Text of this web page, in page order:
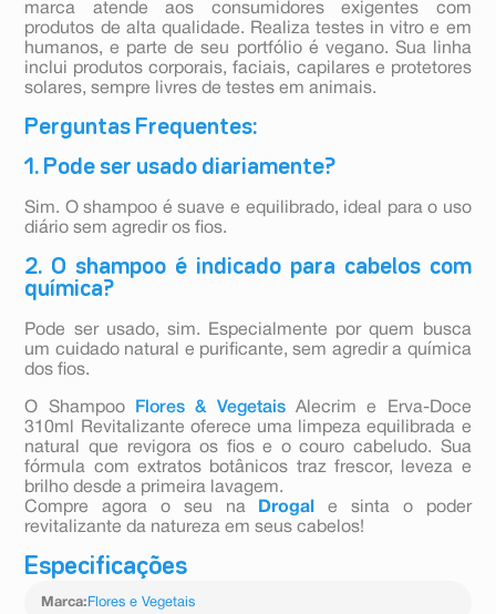
marca atende aos consumidores exigentes com
produtos de alta qualidade. Realiza testes in vitro e em
humanos, e parte de seu portfólio é vegano. Sua linha
inclui produtos corporais, faciais, capilares e protetores
solares, sempre livres de testes em animais.
Perguntas Frequentes:
1. Pode ser usado diariamente?
Sim. O shampoo é suave e equilibrado, ideal para o uso
diário sem agredir os fios.
2. O shampoo é indicado para cabelos com
química?
Pode ser usado, sim. Especialmente por quem busca
um cuidado natural e purificante, sem agredir a química
dos fios.
O Shampoo Flores & VegetaisAlecrim e Erva-Doce
310ml Revitalizante oferece uma limpeza equilibrada e
natural que revigora os fios e o couro cabeludo. Sua
fórmula com extratos botânicos traz frescor, leveza e
brilho desde a primeira lavagem.
Compre agora o seu na
Drogal
e sinta o poder
revitalizante da natureza em seus cabelos!
Especificações
Marca: Flores e Vegetais